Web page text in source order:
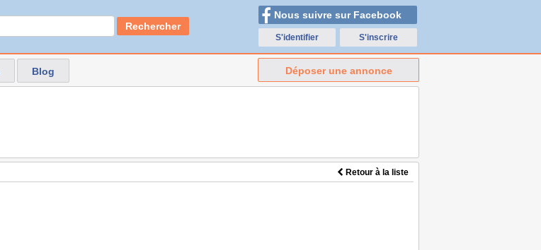
Rechercher
Nous suivre sur Facebook
S'identifier S'inscrire
Blog Déposer une annonce
Retour à la liste